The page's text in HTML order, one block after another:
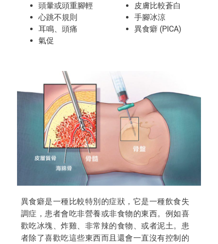
頭暈或頭重腳輕
心跳不規則
耳鳴、頭痛
氣促
皮膚比較蒼白
手腳冰涼
異食癖 (PICA)
異食癖是一種比較特別的症狀，它是一種飲食失
調症，患者會吃非營養或非食物的東西。例如喜
歡吃冰塊、炸雞、非常辣的食物、或者泥土。患
者除了喜歡吃這些東西而且還會一直沒有控制的